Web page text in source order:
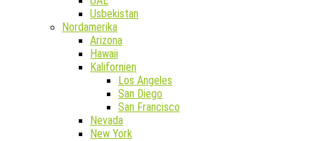
Usbekistan
Nordamerika
Arizona
Hawaii
Kalifornien
Los Angeles
San Diego
San Francisco
Nevada
New York